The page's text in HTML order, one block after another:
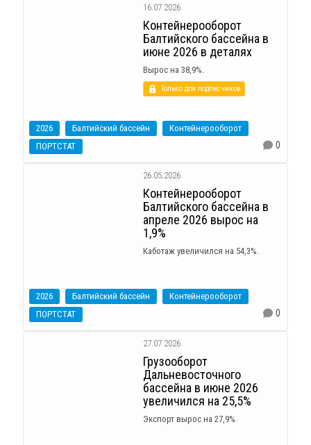
16.07.2026
Контейнерооборот
Балтийского бассейна в
июне 2026 в деталях
Вырос на 38,9%.
Только для подписчиков
2026 Балтийский бассейн
Контейнерооборот
ПОРТСТАТ
0
26.05.2026
Контейнерооборот
Балтийского бассейна в
апреле 2026 вырос на
1,9%
Каботаж увеличился на 54,3%.
2026 Балтийский бассейн
Контейнерооборот
ПОРТСТАТ
0
27.07.2026
Грузооборот
Дальневосточного
бассейна в июне 2026
увеличился на 25,5%
Экспорт вырос на 27,9%.